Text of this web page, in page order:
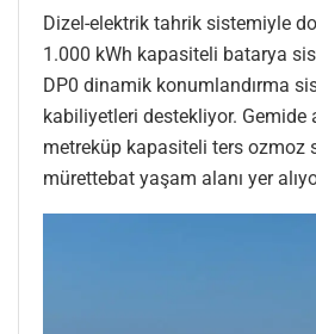
Dizel-elektrik tahrik sistemiyle
1.000 kWh kapasiteli batarya
DP0 dinamik konumlandırma
kabiliyetleri destekliyor. Gemide
metreküp kapasiteli ters ozmoz
mürettebat yaşam alanı yer